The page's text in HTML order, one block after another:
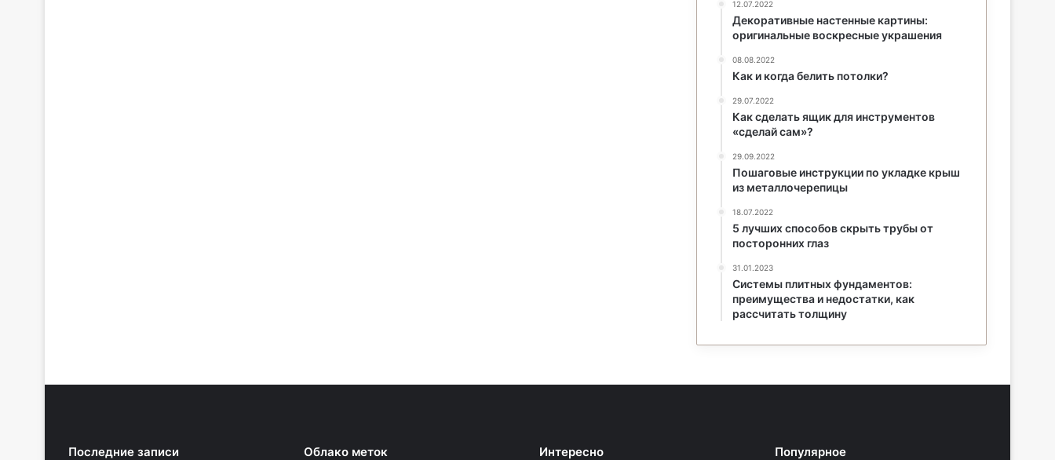
12.07.2022
Декоративные настенные картины:
оригинальные воскресные украшения
08.08.2022
Как и когда белить потолки?
29.07.2022
Как сделать ящик для инструментов
«сделай сам»?
29.09.2022
Пошаговые инструкции по укладке крыш
из металлочерепицы
18.07.2022
5 лучших способов скрыть трубы от
посторонних глаз
31.01.2023
Системы плитных фундаментов:
преимущества и недостатки, как
рассчитать толщину
Последние записи Облако меток Интересно Популярное